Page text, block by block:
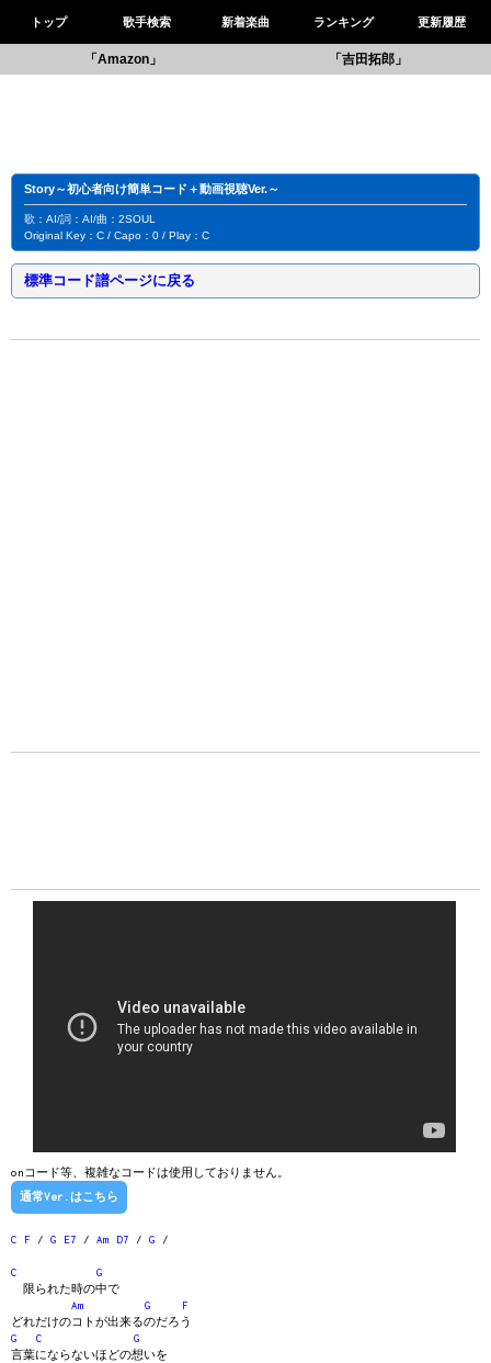
トップ 歌手検索 新着楽曲 ランキング 更新履歴
「Amazon」 「吉田拓郎」
Story～初心者向け簡単コード＋動画視聴Ver.～
歌：AI/詞：AI/曲：2SOUL
Original Key：C / Capo：0 / Play：C
標準コード譜ページに戻る
onコード等、複雑なコードは使用しておりません。
通常Ver.はこちら
C F / G E7 / Am D7 / G /
C
G
限られた時の中で
Am
G
F
どれだけのコトが出来るのだろう
G
C
G
言葉にならないほどの想いを